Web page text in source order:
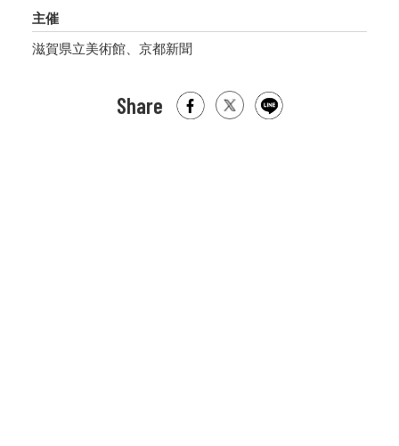
主催
滋賀県立美術館、京都新聞
Share